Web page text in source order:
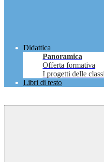
Didattica
Panoramica
Offerta formativa
I progetti delle classi
Libri di testo